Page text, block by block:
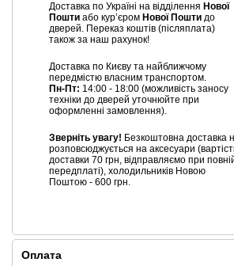
Доставка по Україні на відділення Нової
Пошти або курʼєром Нової Пошти до
дверей. Переказ коштів (післяплата)
також за наш рахунок!
Доставка по Києву та найближчому
передмістю власним транспортом.
Пн-Пт: 14:00 - 18:00 (можливість заносу
техніки до дверей уточнюйте при
оформленні замовлення).
Зверніть увагу! Безкоштовна доставка
розповсюджується на аксесуари
доставки 70 грн, відправляємо при
передплаті), холодильників Новою
Поштою - 600 грн.
Оплата